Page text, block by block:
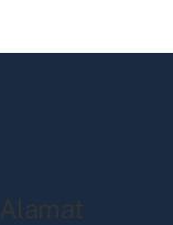
Alamat